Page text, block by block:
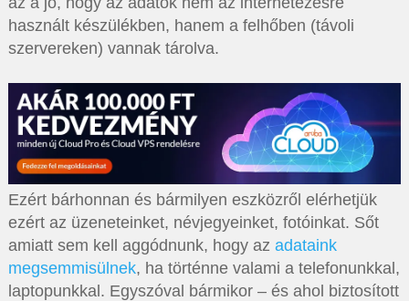
használt készülékben, hanem a felhőben (távoli
szervereken) vannak tárolva.
Ezért bárhonnan és bármilyen eszközről elérhetjük
ezért az üzeneteinket, névjegyeinket, fotóinkat. Sőt
amiatt sem kell aggódnunk, hogy az adataink
megsemmisülnek, ha történne valami a telefonunkkal,
laptopunkkal. Egyszóval bármikor – és ahol biztosított